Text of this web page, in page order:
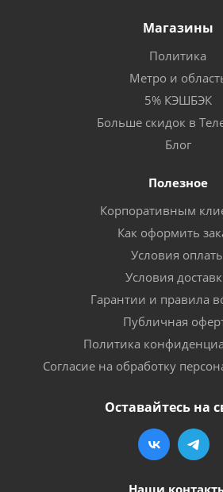
Магазины
Политика
Метро и
5% КЭШБЭК
Больше скидок в
Блог
Полезное
Корпоративным
Как оформить
Условия
Условия
Гарантии и правила
Публичная
Политика
Согласие на обработку
Оставайтесь на
Наши